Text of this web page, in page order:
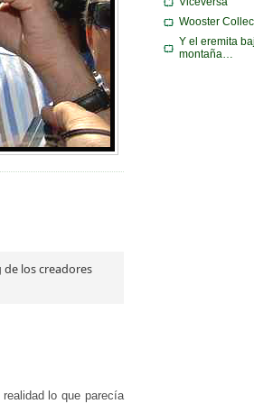
los creadores
lo que parecía
Wooster
Y el eremita
montaña…